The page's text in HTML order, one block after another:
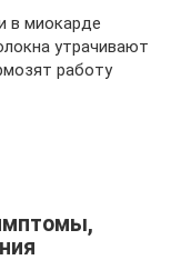
в миокарде
утрачивают
работу